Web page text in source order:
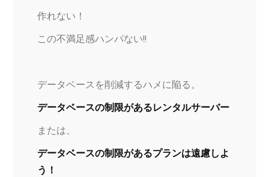
作れない！
この不満足感ハンパない!!
データベースを削減するハメに陥る。
データベースの制限があるレンタルサーバー
または、
データベースの制限があるプランは遠慮しよ
う！